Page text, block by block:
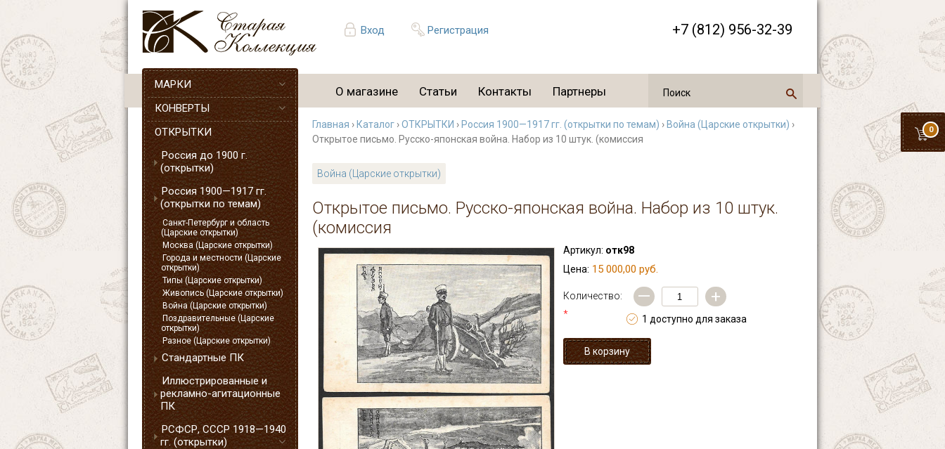
Вход Регистрация +7 (812) 956-32-39
0
О магазине Статьи Контакты Партнеры
МАРКИ
КОНВЕРТЫ
ОТКРЫТКИ
Россия до 1900 г.
(открытки)
Россия 1900—1917 гг.
(открытки по темам)
Санкт-Петербург и область
(Царские открытки)
Москва (Царские открытки)
Города и местности (Царские
открытки)
Типы (Царские открытки)
Живопись (Царские открытки)
Война (Царские открытки)
Поздравительные (Царские
открытки)
Разное (Царские открытки)
Стандартные ПК
Иллюстрированные и
рекламно-агитационные
ПК
РСФСР, СССР 1918—1940
гг. (открытки)
Главная › Каталог ›ОТКРЫТКИ › Россия 1900—1917 гг. (открытки по темам) › Война (Царские открытки) ›
Открытое письмо. Русско-японская война. Набор из 10 штук. (комиссия
Война (Царские открытки)
Открытое письмо. Русско-японская война. Набор из 10 штук.
(комиссия
Артикул: отк98
Цена: 15 000,00 руб.
Количество:
*
— +
1 доступно для заказа